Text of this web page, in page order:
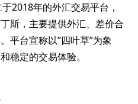
2018年的外汇交易平台，
斯，主要提供外汇、差价合
平台宣称以”四叶草”为象
稳定的交易体验。